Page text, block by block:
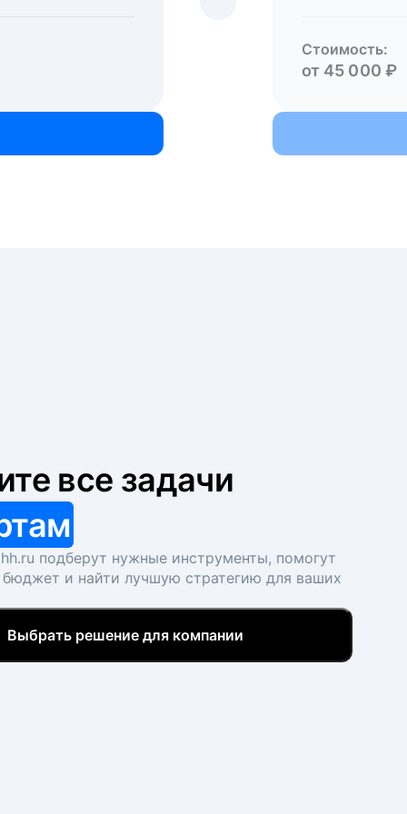
Стоимость:
от 45 000 ₽
все задачи
подберут нужные инструменты, помогут
бюджет и найти лучшую стратегию для ваших
Выбрать решение для компании